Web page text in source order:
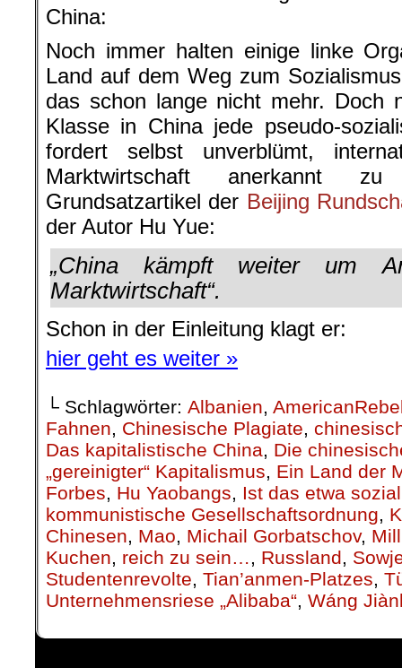
China:
Noch immer halten einige linke
Land auf dem Weg zum
das schon lange nicht mehr. Doch
Klasse in China jede pseudo-
fordert selbst unverblümt,
Marktwirtschaft anerkannt
Grundsatzartikel der Beijing
der Autor Hu Yue:
„China kämpft weiter um
Marktwirtschaft“.
Schon in der Einleitung klagt er:
hier geht es weiter »
└ Schlagwörter: Albanien,
Fahnen, Chinesische Plagiate,
Das kapitalistische China, Die
„gereinigter“ Kapitalismus, Ein Land der
Forbes, Hu Yaobangs, Ist das etwa
kommunistische Gesellschaftsordnung,
Chinesen, Mao, Michail Gorbatschov,
Kuchen, reich zu sein…, Russland,
Studentenrevolte, Tian’anmen-Platzes,
Unternehmensriese „Alibaba“, Wáng